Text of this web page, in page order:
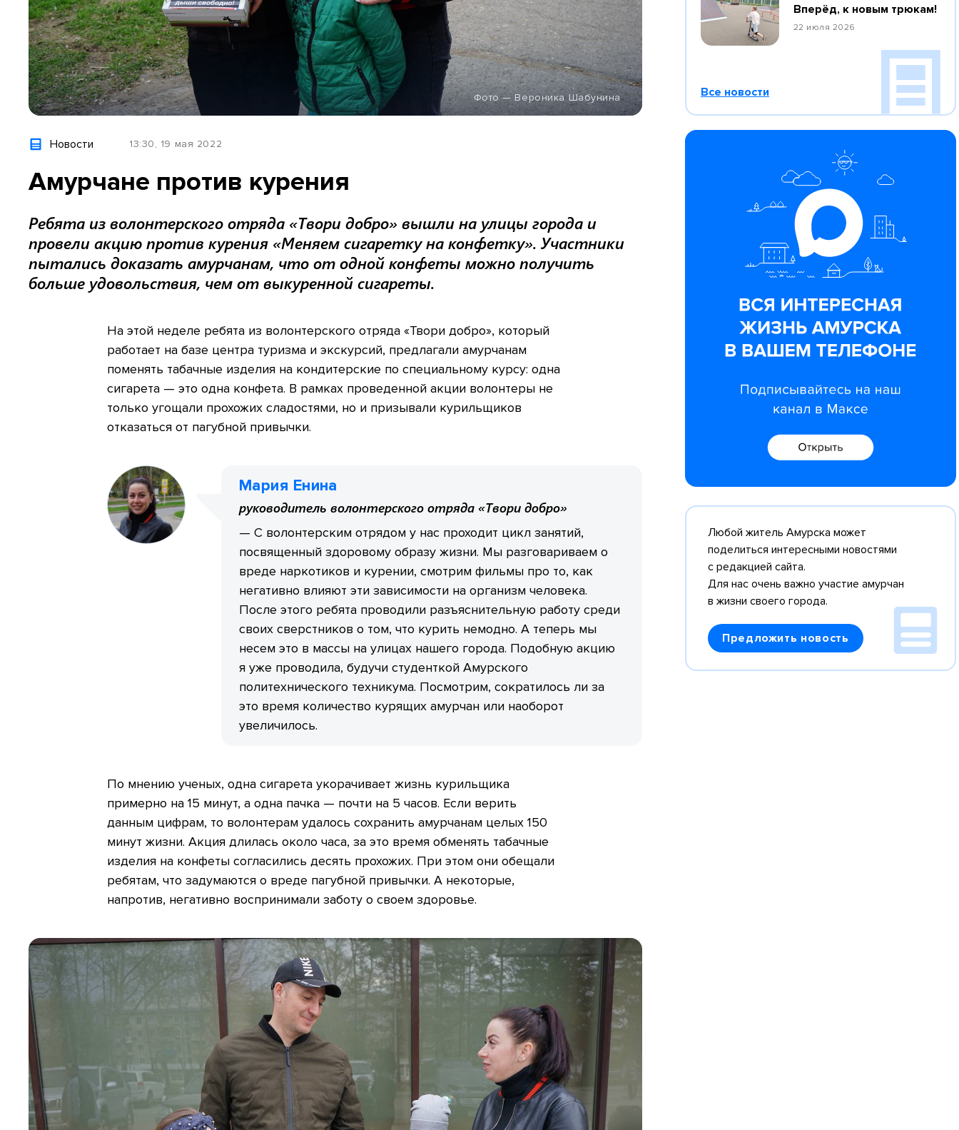
Фото — Вероника Шабунина
Новости 13:30, 19 мая 2022
Амурчане против курения
Ребята из волонтерского отряда «Твори добро» вышли на улицы города и
провели акцию против курения «Меняем сигаретку на конфетку». Участники
пытались доказать амурчанам, что от одной конфеты можно получить
больше удовольствия, чем от выкуренной сигареты.
На этой неделе ребята из волонтерского отряда «Твори добро», который
работает на базе центра туризма и экскурсий, предлагали амурчанам
поменять табачные изделия на кондитерские по специальному курсу: одна
сигарета — это одна конфета. В рамках проведенной акции волонтеры не
только угощали прохожих сладостями, но и призывали курильщиков
отказаться от пагубной привычки.
Мария Енина
руководитель волонтерского отряда «Твори добро»
— С волонтерским отрядом у нас проходит цикл занятий,
посвященный здоровому образу жизни. Мы разговариваем о
вреде наркотиков и курении, смотрим фильмы про то, как
негативно влияют эти зависимости на организм человека.
После этого ребята проводили разъяснительную работу среди
своих сверстников о том, что курить немодно. А теперь мы
несем это в массы на улицах нашего города. Подобную акцию
я уже проводила, будучи студенткой Амурского
политехнического техникума. Посмотрим, сократилось ли за
это время количество курящих амурчан или наоборот
увеличилось.
По мнению ученых, одна сигарета укорачивает жизнь курильщика
примерно на 15 минут, а одна пачка — почти на 5 часов. Если верить
данным цифрам, то волонтерам удалось сохранить амурчанам целых 150
минут жизни. Акция длилась около часа, за это время обменять табачные
изделия на конфеты согласились десять прохожих. При этом они обещали
ребятам, что задумаются о вреде пагубной привычки. А некоторые,
напротив, негативно воспринимали заботу о своем здоровье.
Вперёд, к новым трюкам!
22 июля 2026
Все новости
Любой житель Амурска может
поделиться интересными новостями
с редакцией сайта.
Для нас очень важно участие амурчан
в жизни своего города.
Предложить новость